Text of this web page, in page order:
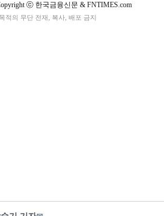
ⓒ 한국금융신문 & FNTIMES.com
적의 무단 전재, 복사, 배포 금지